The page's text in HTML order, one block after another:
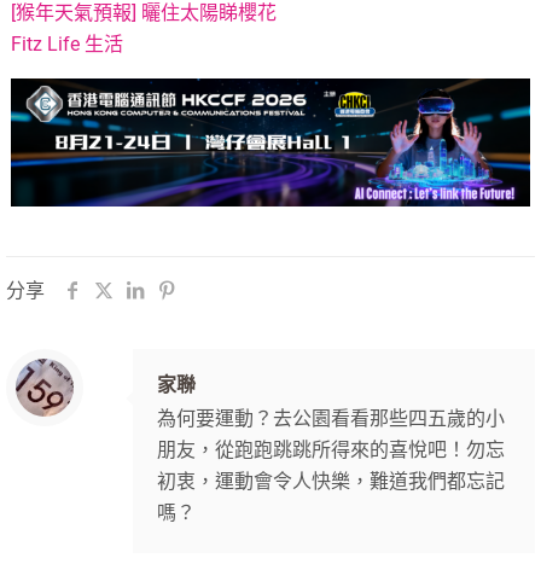
[猴年天氣預報] 曬住太陽睇櫻花
Fitz Life 生活
分享
家聯
為何要運動？去公園看看那些四五歲的小
朋友，從跑跑跳跳所得來的喜悅吧！勿忘
初衷，運動會令人快樂，難道我們都忘記
嗎？